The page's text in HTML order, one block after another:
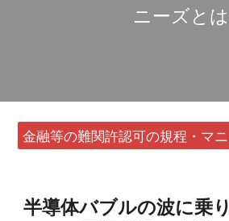
ニーズとは
半導体バブルの波に乗